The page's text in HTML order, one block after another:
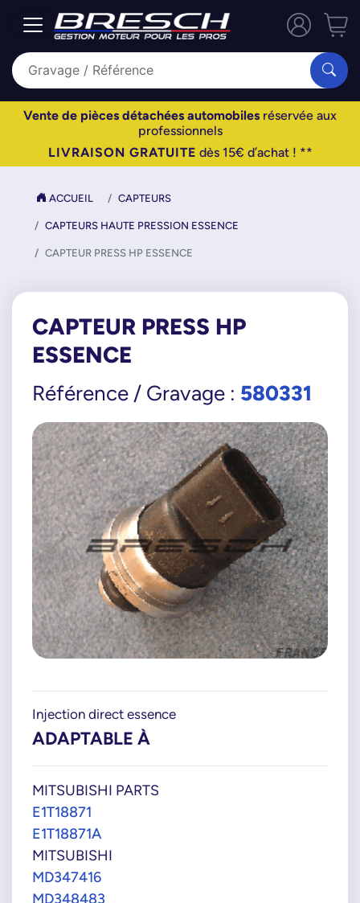
Vente de pièces détachées automobiles réservée aux
professionnels
LIVRAISON GRATUITE dès 15€ d’achat ! **
ACCUEIL CAPTEURS
CAPTEURS HAUTE PRESSION ESSENCE
CAPTEUR PRESS HP ESSENCE
CAPTEUR PRESS HP
ESSENCE
Référence / Gravage : 580331
Injection direct essence
ADAPTABLE À
MITSUBISHI PARTS
E1T18871
E1T18871A
MITSUBISHI
MD347416
MD348483